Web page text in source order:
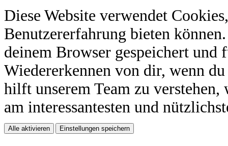
Diese Website verwendet
Benutzererfahrung bieten
deinem Browser gespeichert und
Wiedererkennen von dir, wenn
hilft unserem Team zu
am interessantesten und
Alle aktivieren Einstellungen speichern